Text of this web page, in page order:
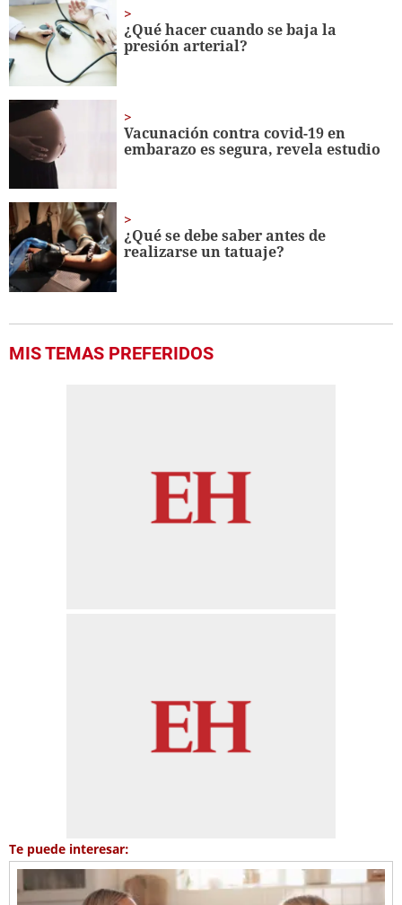
1
minute,
56
seconds
¿Qué hacer cuando se baja la
presión arterial?
Vacunación contra covid-19 en
embarazo es segura, revela estudio
¿Qué se debe saber antes de
realizarse un tatuaje?
MIS TEMAS PREFERIDOS
Te puede interesar: